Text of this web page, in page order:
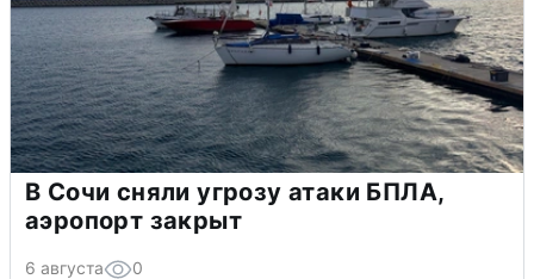
В Сочи сняли угрозу атаки БПЛА,
аэропорт закрыт
6 августа 0